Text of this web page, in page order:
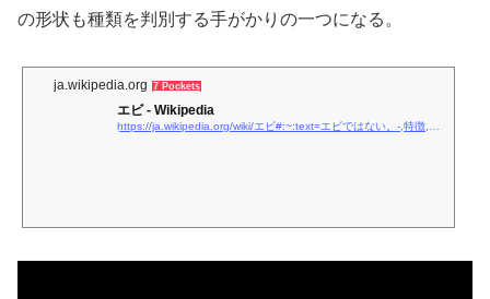
の形状も種類を判別する手がかりの一つになる。
ja.wikipedia.org 7 Pockets
エビ - Wikipedia